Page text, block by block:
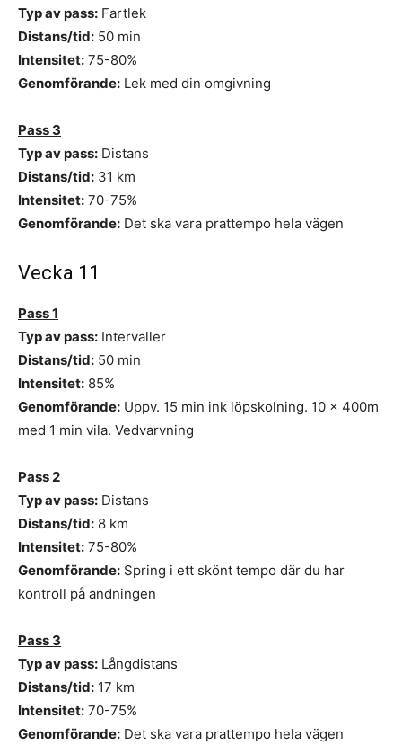
Typ av pass: Fartlek
Distans/tid: 50 min
Intensitet: 75-80%
Genomförande: Lek med din omgivning
Pass 3
Typ av pass: Distans
Distans/tid: 31 km
Intensitet: 70-75%
Genomförande: Det ska vara prattempo hela vägen
Vecka 11
Pass 1
Typ av pass: Intervaller
Distans/tid: 50 min
Intensitet: 85%
Genomförande: Uppv. 15 min ink löpskolning. 10 x 400m
med 1 min vila. Vedvarvning
Pass 2
Typ av pass: Distans
Distans/tid: 8 km
Intensitet: 75-80%
Genomförande: Spring i ett skönt tempo där du har
kontroll på andningen
Pass 3
Typ av pass: Långdistans
Distans/tid: 17 km
Intensitet: 70-75%
Genomförande: Det ska vara prattempo hela vägen